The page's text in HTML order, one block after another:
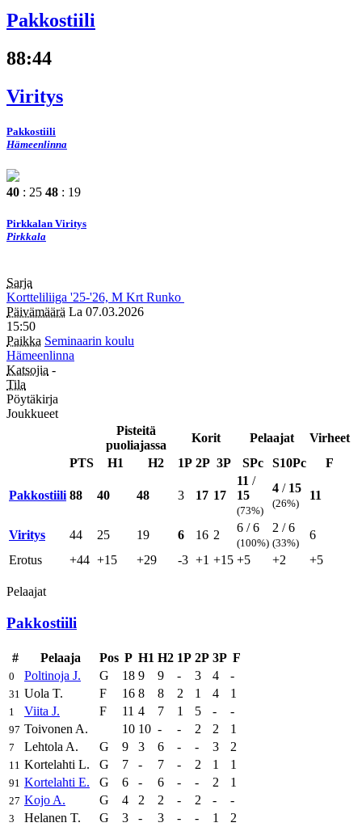
Pakkostiili
88:44
Viritys
Pakkostiili
Hämeenlinna
40 : 25 48 : 19
Pirkkalan Viritys
Pirkkala
Sarja
Kortteliliiga '25-'26, M Krt Runko
Päivämäärä La 07.03.2026
15:50
Paikka Seminaarin koulu
Hämeenlinna
Katsojia -
Tila
Pöytäkirja
Joukkueet
Pisteitä
puoliajassa
Korit Pelaajat
Virheet
PTS
H1 H2 1P 2P 3P SPc S10Pc F
Pakkostiili 88 40 48 3 17 17
11 /
15
(73%)
4 / 15
(26%)
11
Viritys 44 25 19 6 16 2
6 / 6
(100%)
2 / 6
(33%)
6
Erotus
+44 +15 +29 -3 +1 +15 +5 +2 +5
Pelaajat
Pakkostiili
# Pelaaja Pos P H1 H2 1P 2P 3P F
0 Poltinoja J. G 18 9 9 - 3 4 -
31 Uola T. F 16 8 8 2 1 4 1
1 Viita J. F 11 4 7 1 5 - -
97 Toivonen A. 10 10 - - 2 2 1
7 Lehtola A. G 9 3 6 - - 3 2
11 Kortelahti L. G 7 - 7 - 2 1 1
91 Kortelahti E. G 6 - 6 - - 2 1
27 Kojo A. G 4 2 2 - 2 - -
3 Helanen T. G 3 - 3 - - 1 2